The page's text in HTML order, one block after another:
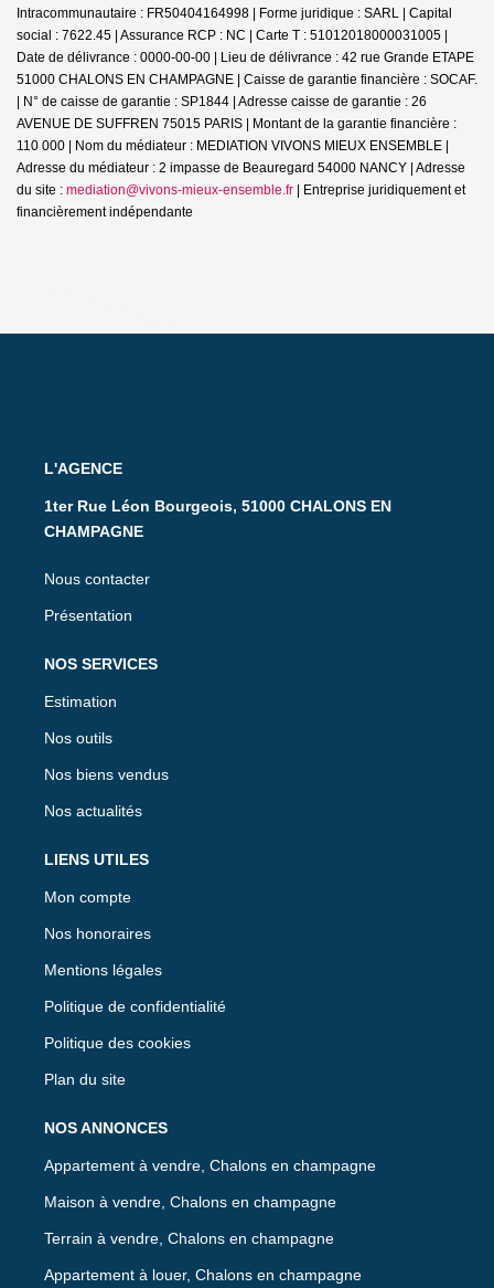
Intracommunautaire : FR50404164998 | Forme juridique : SARL | Capital
social : 7622.45 | Assurance RCP : NC | Carte T : 51012018000031005 |
Date de délivrance : 0000-00-00 | Lieu de délivrance : 42 rue Grande ETAPE
51000 CHALONS EN CHAMPAGNE | Caisse de garantie financière : SOCAF.
| N° de caisse de garantie : SP1844 | Adresse caisse de garantie : 26
AVENUE DE SUFFREN 75015 PARIS | Montant de la garantie financière :
110 000 | Nom du médiateur : MEDIATION VIVONS MIEUX ENSEMBLE |
Adresse du médiateur : 2 impasse de Beauregard 54000 NANCY | Adresse
du site : mediation@vivons-mieux-ensemble.fr | Entreprise juridiquement et
financièrement indépendante
L'AGENCE
1ter Rue Léon Bourgeois, 51000 CHALONS EN
CHAMPAGNE
Nous contacter
Présentation
NOS SERVICES
Estimation
Nos outils
Nos biens vendus
Nos actualités
LIENS UTILES
Mon compte
Nos honoraires
Mentions légales
Politique de confidentialité
Politique des cookies
Plan du site
NOS ANNONCES
Appartement à vendre, Chalons en champagne
Maison à vendre, Chalons en champagne
Terrain à vendre, Chalons en champagne
Appartement à louer, Chalons en champagne